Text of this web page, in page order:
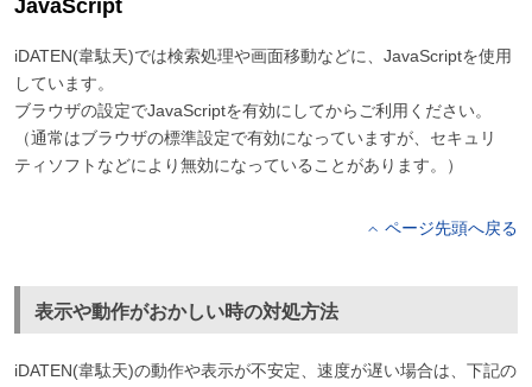
JavaScript
iDATEN(韋駄天)では検索処理や画面移動などに、JavaScriptを使用
しています。
ブラウザの設定でJavaScriptを有効にしてからご利用ください。
（通常はブラウザの標準設定で有効になっていますが、セキュリ
ティソフトなどにより無効になっていることがあります。）
ページ先頭へ戻る
表示や動作がおかしい時の対処方法
iDATEN(韋駄天)の動作や表示が不安定、速度が遅い場合は、下記の